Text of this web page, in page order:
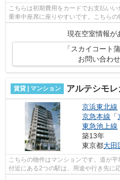
こちらは初期費用をカードでお支払いい
乗車中座席に座りやすいです。こちら
現在空室情報が
「スカイコート
お問い合わ
賃貸 | マンション アルテシモレ
京浜東北線
京急本線 「
東急池上線
築13年
東京都大田
こちらの物件はマンションです。道が
付近にある2つの駅は、用途や行き先に
独創的なデザイナーズ物件で、ご好評い